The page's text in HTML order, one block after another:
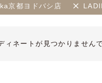
京都ヨドバシ店
ィネートが見つかりません